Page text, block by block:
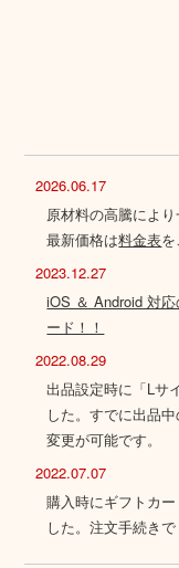
2026.06.17
原材料の高騰によ
最新価格は料金表を
2023.12.27
iOS ＆ Android 対
ード！！
2022.08.29
出品設定時に「Lサ
した。すでに出品
変更が可能です。
2022.07.07
購入時にギフトカ
した。注文手続き